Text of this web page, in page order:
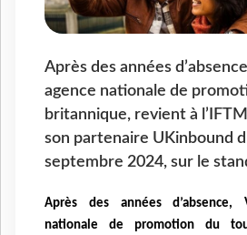
Après des années
agence nationale de
britannique, revient à
son partenaire UKinbound
septembre 2024, sur le
Après des années d’absence,
nationale de promotion du